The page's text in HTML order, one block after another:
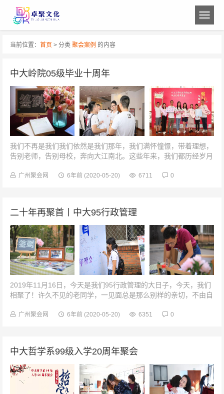
当前位置： 首页 > 分类 聚会案例 的内容
中大岭院05级毕业十周年
我们不再是我们我们依然是我们那年，我们满怀憧憬，带着理想，
告别老师，告别母校，奔向大江南北。这些年来，我们都历经岁月
我们再回来，回到最初的校园...
广州聚会网 6年前 (2020-05-20) 6711 0
二十年再聚首丨中大95行政管理
2019年11月16日，今天是我们95行政管理的大日子，今天，我们
相聚了！许久不见的老同学，一见面总是那么别样的亲切，不由自
要把过去十年的话倾...
广州聚会网 6年前 (2020-05-20) 6351 0
中大哲学系99级入学20周年聚会